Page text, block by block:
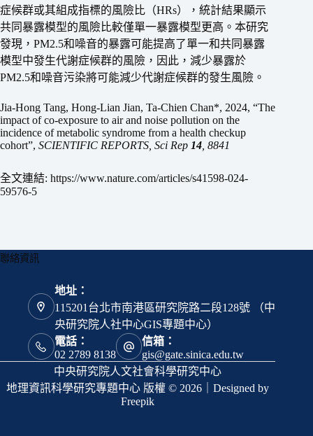
症候群或其組成指標的風險比（HRs），統計結果顯示
共同暴露模型的風險比較僅單一暴露模型更高。本研究
發現，PM2.5和噪音的暴露可能提高了單一和共同暴露
模型中發生代謝症候群的風險，因此，減少暴露於
PM2.5和噪音污染將可能減少代謝症候群的發生風險。
Jia-Hong Tang, Hong-Lian Jian, Ta-Chien Chan*, 2024, “The
impact of co-exposure to air and noise pollution on the
incidence of metabolic syndrome from a health checkup
cohort”, SCIENTIFIC REPORTS, Sci Rep 14 , 8841
全文連結: https://www.nature.com/articles/s41598-024-
59576-5
聯絡資訊
地址：
115201台北市南港區研究院路二段128號 （中
央研究院人社中心GIS專題中心）
電話：
02 2789 8138
信箱：
gis@gate.sinica.edu.tw
中央研究院人文社會科學研究中心
地理資訊科學研究專題中心 版權 © 2026｜Designed by
Freepik